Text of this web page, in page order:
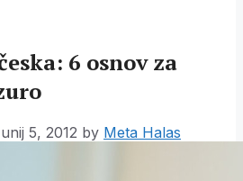
6 osnov za
5, 2012 by Meta Halas